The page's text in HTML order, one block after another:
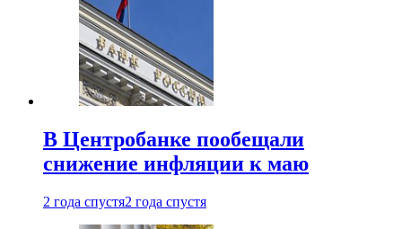
В Центробанке пообещали
снижение инфляции к маю
2 года спустя2 года спустя